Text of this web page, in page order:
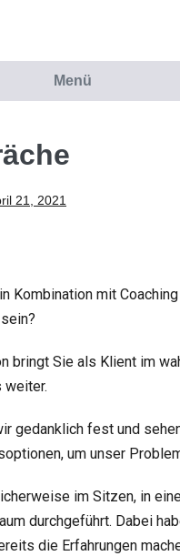
Menü
21, 2021
Kombination mit
bringt Sie als Klient im
weiter.
gedanklich fest und
um unser
im Sitzen, in
durchgeführt. Dabei
die Erfahrungen